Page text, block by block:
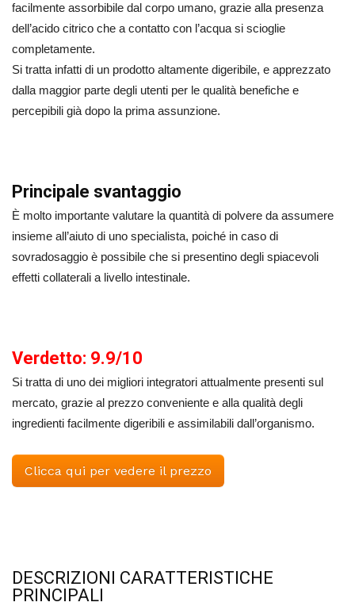
facilmente assorbibile dal corpo umano, grazie alla presenza
dell’acido citrico che a contatto con l’acqua si scioglie
completamente.
Si tratta infatti di un prodotto altamente digeribile, e apprezzato
dalla maggior parte degli utenti per le qualità benefiche e
percepibili già dopo la prima assunzione.
Principale svantaggio
È molto importante valutare la quantità di polvere da assumere
insieme all’aiuto di uno specialista, poiché in caso di
sovradosaggio è possibile che si presentino degli spiacevoli
effetti collaterali a livello intestinale.
Verdetto: 9.9/10
Si tratta di uno dei migliori integratori attualmente presenti sul
mercato, grazie al prezzo conveniente e alla qualità degli
ingredienti facilmente digeribili e assimilabili dall’organismo.
Clicca qui per vedere il prezzo
DESCRIZIONI CARATTERISTICHE
PRINCIPALI